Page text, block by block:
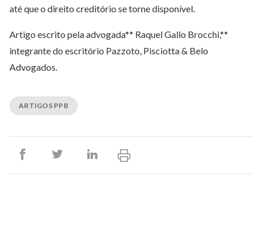
até que o direito creditório se torne disponível.
Artigo escrito pela advogada** Raquel Gallo Brocchi,**
integrante do escritório Pazzoto, Pisciotta & Belo
Advogados.
ARTIGOS PPB